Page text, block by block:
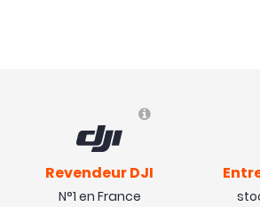
Revendeur DJI
N°1 en France